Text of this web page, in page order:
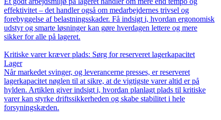
effektivitet – det handler også om medarbejdernes trivsel og
forebyggelse af belastningsskader. Få indsigt i, hvordan ergonomisk
udstyr og smarte løsninger kan gøre hverdagen lettere og mere
sikker for alle på lageret.
Kritiske varer kræver plads: Sørg for reserveret lagerkapacitet
Lager
Når markedet svinger, og leverancerne presses, er reserveret
lagerkapacitet nøglen til at sikre, at de vigtigste varer altid er på
hylden. Artiklen giver indsigt i, hvordan planlagt plads til kritiske
varer kan styrke driftssikkerheden og skabe stabilitet i hele
forsyningskæden.